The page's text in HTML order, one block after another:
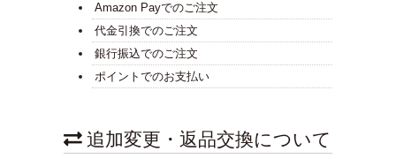
Amazon Payでのご注文
代金引換でのご注文
銀行振込でのご注文
ポイントでのお支払い
追加変更・返品交換について